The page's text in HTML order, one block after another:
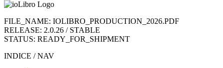
FILE_NAME: IOLIBRO_PRODUCTION_2026.PDF
RELEASE: 2.0.26 / STABLE
STATUS: READY_FOR_SHIPMENT
INDICE / NAV